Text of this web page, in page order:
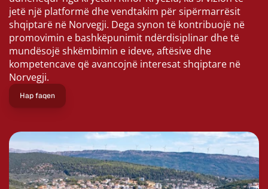
jetë një platformë dhe vendtakim për sipërmarrësit
shqiptarë në Norvegji. Dega synon të kontribuojë në
promovimin e bashkëpunimit ndërdisiplinar dhe të
mundësojë shkëmbimin e ideve, aftësive dhe
kompetencave që avancojnë interesat shqiptare në
Norvegji.
Hap faqen